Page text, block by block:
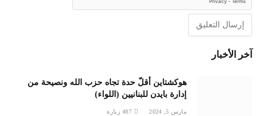
آخر الأخبار
هوكشتاين أقلّ حدة تجاه حزب الله ونصيحة من
إدارة بايدن للبنانيين (اللواء)
مارس 5, 2024 487 زيارة